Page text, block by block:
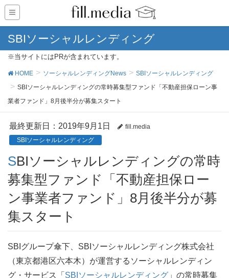
SBIソーシャルレンディング
※当サイトにはPRが含まれています。
HOME ソーシャルレンディングNews
SBIソーシャルレンディング
SBIソーシャルレンディングの常時募集型ファンド「不動産担保ローン事
業者ファンド」8月後半分が募集スタート
最終更新日：2019年9月1日
fill.media
SBIソーシャルレンディング
SBIソーシャルレンディングの常時
募集型ファンド「不動産担保ロー
ン事業者ファンド」8月後半分が募
集スタート
SBIグループ傘下、SBIソーシャルレンディング株式会社
（東京都港区六本木）が運営するソーシャルレンディン
グ・サービス「 SBIソーシャルレンディング 」の常時募集